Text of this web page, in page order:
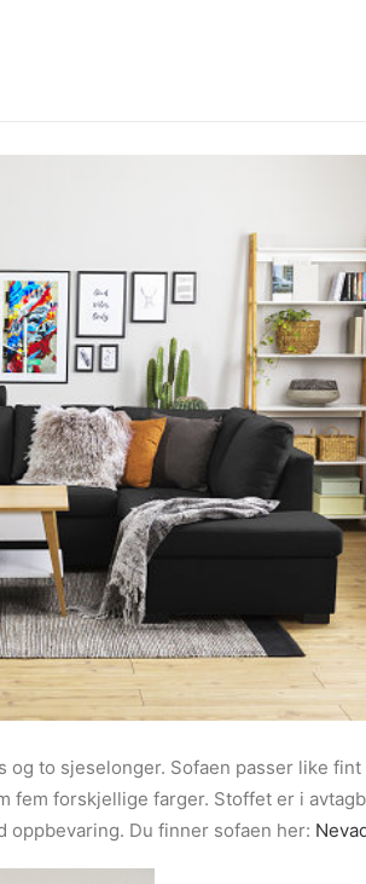
og to sjeselonger. Sofaen passer like
forskjellige farger. Stoffet er i
Du finner sofaen her: